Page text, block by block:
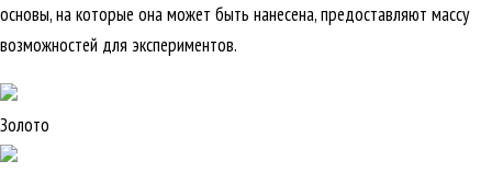
основы, на которые она может быть нанесена, предоставляют массу
возможностей для экспериментов.
Золото